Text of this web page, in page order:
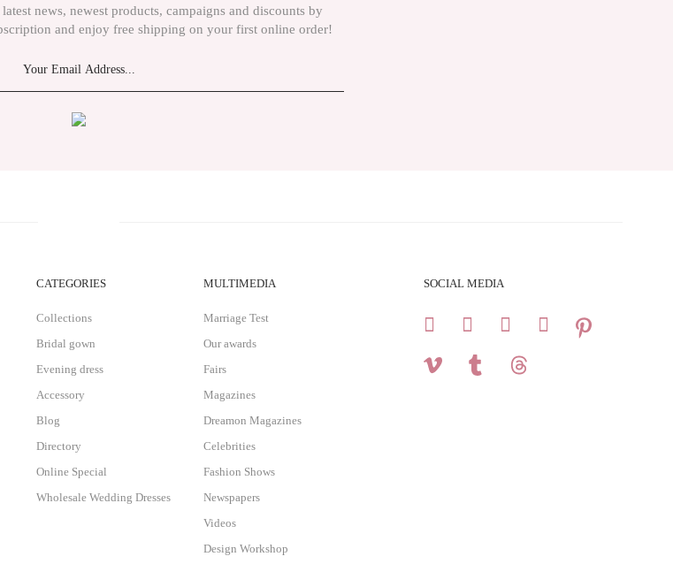
news, newest products, campaigns and discounts by
and enjoy free shipping on your first online order!
CATEGORIES
Collections
Bridal gown
Evening dress
Accessory
Blog
Directory
Online Special
Wholesale Wedding Dresses
MULTIMEDIA
Marriage Test
Our awards
Fairs
Magazines
Dreamon Magazines
Celebrities
Fashion Shows
Newspapers
Videos
Design Workshop
SOCIAL MEDIA